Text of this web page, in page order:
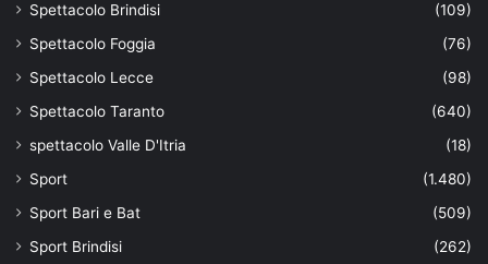
Spettacolo Brindisi
(109)
Spettacolo Foggia
(76)
Spettacolo Lecce
(98)
Spettacolo Taranto
(640)
spettacolo Valle D'Itria
(18)
Sport
(1.480)
Sport Bari e Bat
(509)
Sport Brindisi
(262)